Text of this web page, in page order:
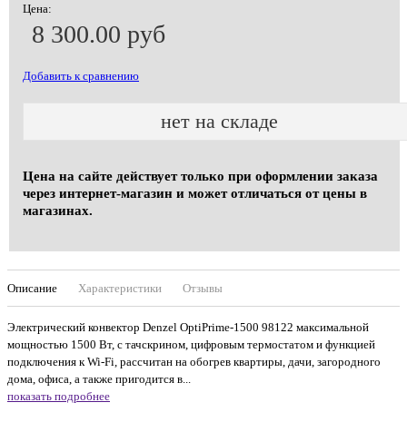
Цена:
8 300.00 руб
Добавить к сравнению
нет на складе
Цена на сайте действует только при оформлении заказа
через интернет-магазин и может отличаться от цены в
магазинах.
Описание Характеристики Отзывы
Электрический конвектор Denzel OptiPrime-1500 98122 максимальной
мощностью 1500 Вт, с тачскрином, цифровым термостатом и функцией
подключения к Wi-Fi, рассчитан на обогрев квартиры, дачи, загородного
дома, офиса, а также пригодится в...
показать подробнее